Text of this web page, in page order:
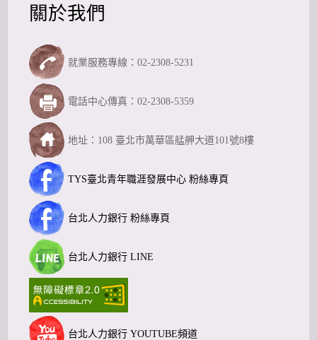
關於我們
就業服務專線：02-2308-5231
TYS臺北青年職涯發展中心 粉絲專頁
電話中心傳真：02-2308-5359
台北人力銀行 粉絲專頁
地址：108 臺北市萬華區艋舺大道101號8樓
台北人力銀行 LINE
台北人力銀行 YOUTUBE頻道